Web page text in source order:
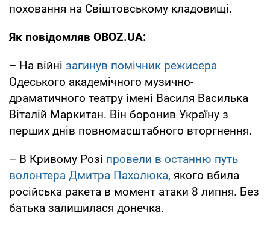
поховання на Свіштовському кладовищі.
Як повідомляв OBOZ.UA:
– На війні загинув помічник режисера
Одеського академічного музично-
драматичного театру імені Василя Василька
Віталій Маркитан. Він боронив Україну з
перших днів повномасштабного вторгнення.
– В Кривому Розі провели в останню путь
волонтера Дмитра Пахолюка, якого вбила
російська ракета в момент атаки 8 липня. Без
батька залишилася донечка.